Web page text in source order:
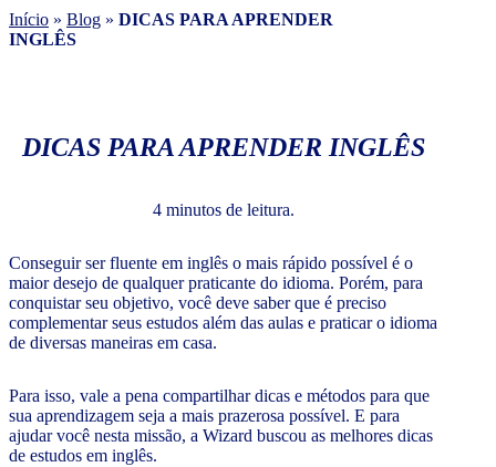
Início » Blog » DICAS PARA APRENDER
INGLÊS
DICAS PARA APRENDER INGLÊS
4 minutos de leitura.
Conseguir ser fluente em inglês o mais rápido possível é o
maior desejo de qualquer praticante do idioma. Porém, para
conquistar seu objetivo, você deve saber que é preciso
complementar seus estudos além das aulas e praticar o idioma
de diversas maneiras em casa.
Para isso, vale a pena compartilhar dicas e métodos para que
sua aprendizagem seja a mais prazerosa possível. E para
ajudar você nesta missão, a Wizard buscou as melhores dicas
de estudos em inglês.